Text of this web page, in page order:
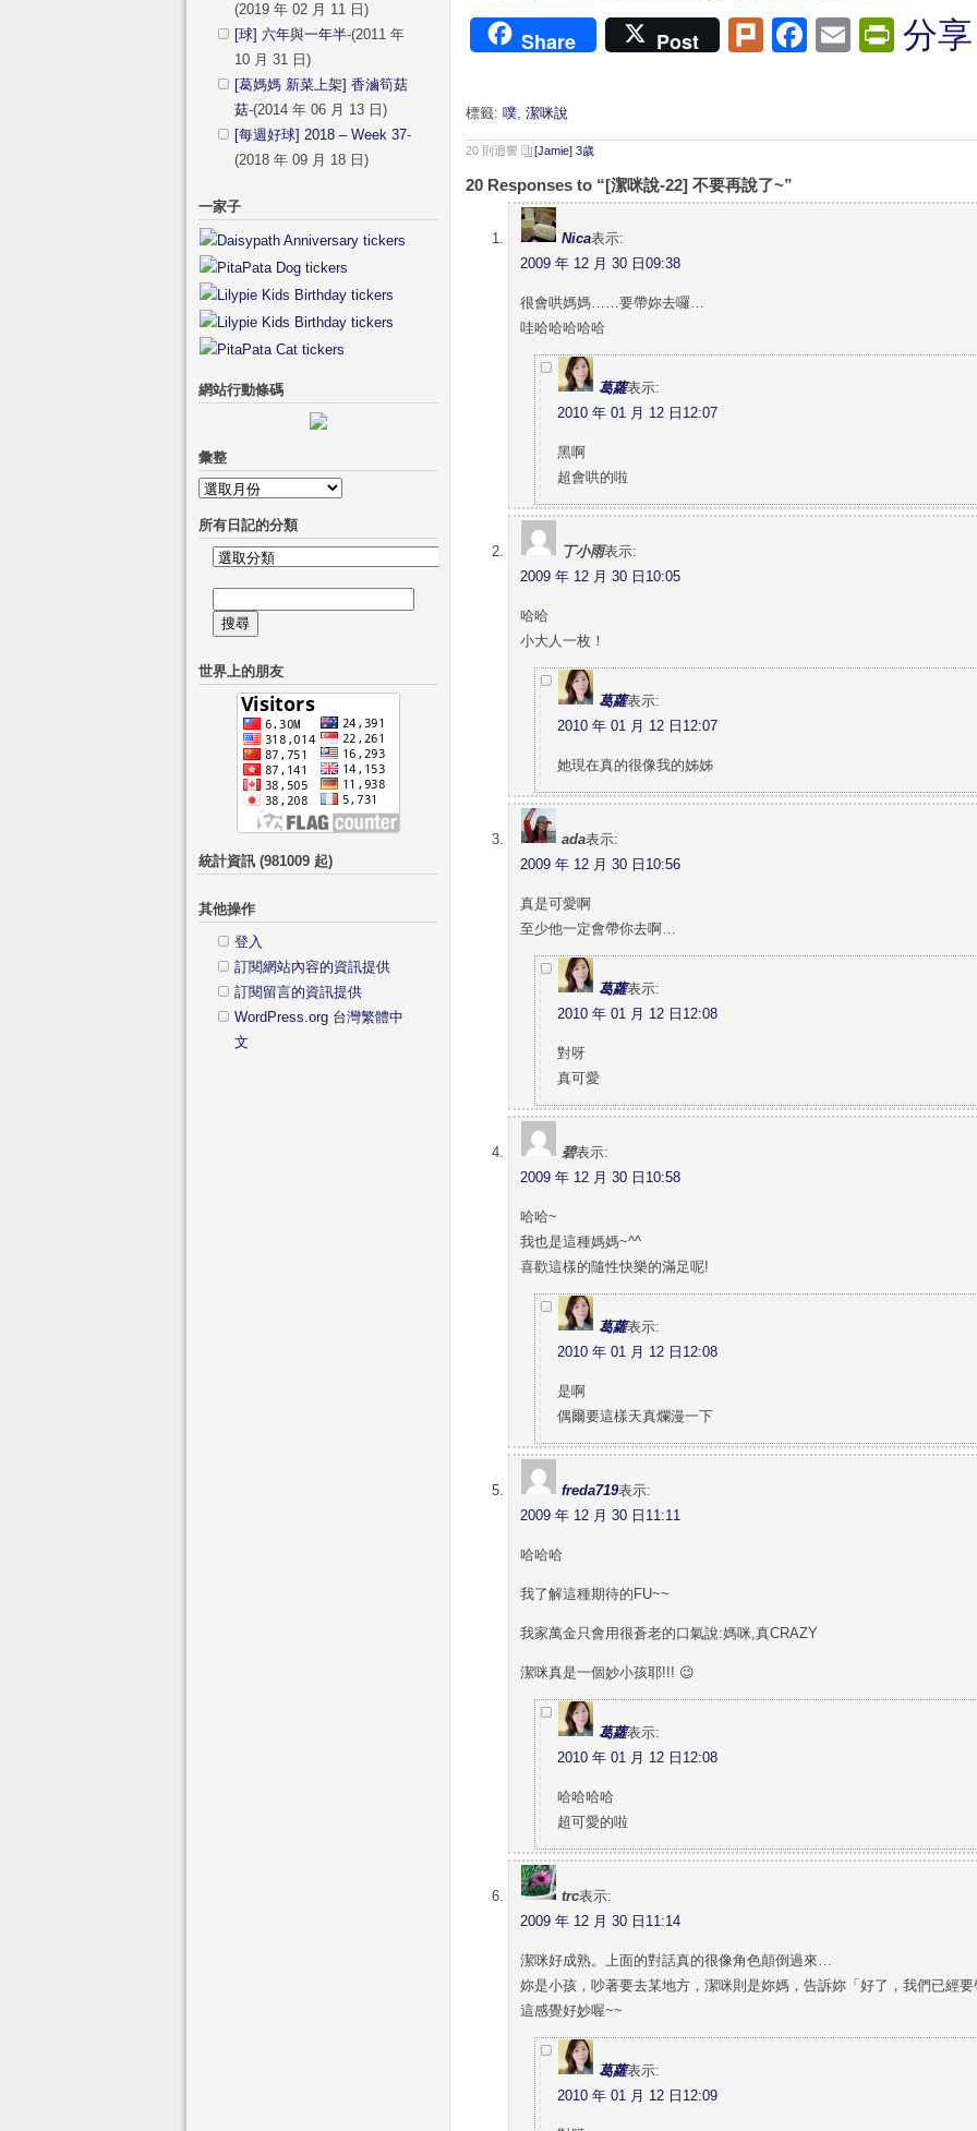
Share Post PlurkFacebook
Email分享
標籤: 噗, 潔咪說
20 則迴響 [Jamie] 3歲
20 Responses to “[潔咪說-22] 不要再說了~”
Nica表示:
2009 年 12 月 30 日09:38
很會哄媽媽……要帶妳去囉…
哇哈哈哈哈哈
葛蘿表示:
2010 年 01 月 12 日12:07
黑啊
超會哄的啦
丁小雨表示:
2009 年 12 月 30 日10:05
哈哈
小大人一枚！
葛蘿表示:
2010 年 01 月 12 日12:07
她現在真的很像我的姊姊
ada表示:
2009 年 12 月 30 日10:56
真是可愛啊
至少他一定會帶你去啊…
葛蘿表示:
2010 年 01 月 12 日12:08
對呀
真可愛
碧表示:
2009 年 12 月 30 日10:58
哈哈~
我也是這種媽媽~^^
喜歡這樣的隨性快樂的滿足呢!
葛蘿表示:
2010 年 01 月 12 日12:08
是啊
偶爾要這樣天真爛漫一下
freda719表示:
2009 年 12 月 30 日11:11
哈哈哈
我了解這種期待的FU~~
我家萬金只會用很蒼老的口氣說:媽咪,真CRAZY
潔咪真是一個妙小孩耶!!! 😉
葛蘿表示:
2010 年 01 月 12 日12:08
哈哈哈哈
超可愛的啦
trc表示:
2009 年 12 月 30 日11:14
潔咪好成熟。上面的對話真的很像角色顛倒過來…
妳是小孩，吵著要去某地方，潔咪則是妳媽，告訴妳「好了，我們已經要
這感覺好妙喔~~
葛蘿表示:
2010 年 01 月 12 日12:09
(2019 年 02 月 11 日)
[球] 六年與一年半-(2011 年
10 月 31 日)
[葛媽媽 新菜上架] 香滷筍菇
菇-(2014 年 06 月 13 日)
[每週好球] 2018 – Week 37-
(2018 年 09 月 18 日)
一家子
網站行動條碼
彙整
彙
整
所有日記的分類
所
日
記
分
尋
鍵
世界上的朋友
統計資訊 (981009 起)
其他操作
登入
訂閱網站內容的資訊提供
訂閱留言的資訊提供
WordPress.org 台灣繁體中
文